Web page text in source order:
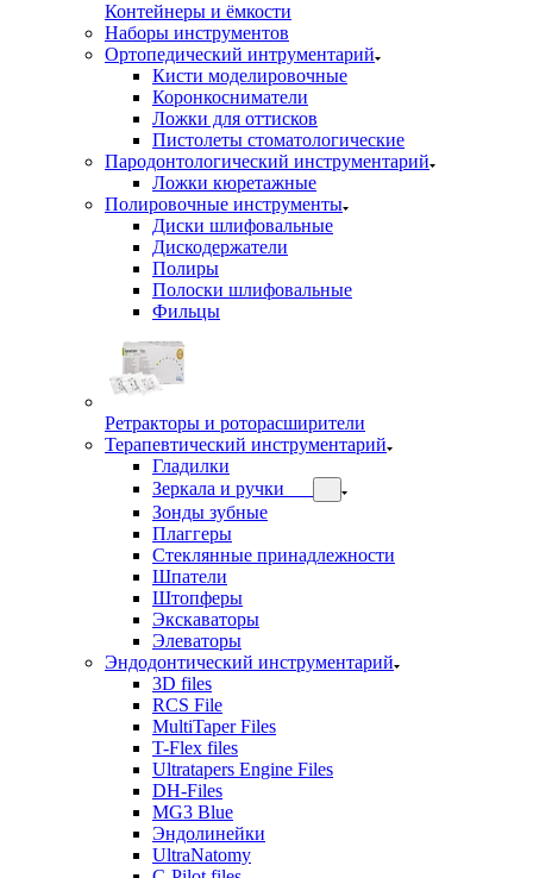
Контейнеры и ёмкости
Наборы инструментов
Ортопедический интрументарий
Кисти моделировочные
Коронкосниматели
Ложки для оттисков
Пистолеты стоматологические
Пародонтологический инструментарий
Ложки кюретажные
Полировочные инструменты
Диски шлифовальные
Дискодержатели
Полиры
Полоски шлифовальные
Фильцы
Ретракторы и роторасширители
Терапевтический инструментарий
Гладилки
Зеркала и ручки
Зонды зубные
Плаггеры
Стеклянные принадлежности
Шпатели
Штопферы
Экскаваторы
Элеваторы
Эндодонтический инструментарий
3D files
RCS File
MultiTaper Files
T-Flex files
Ultratapers Engine Files
DH-Files
MG3 Blue
Эндолинейки
UltraNatomy